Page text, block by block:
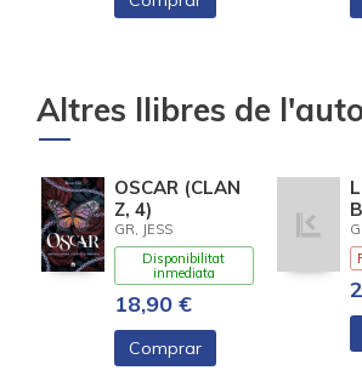
Altres llibres de
OSCAR (CLAN
Z, 4)
GR, JESS
Disponibilitat
inmediata
18,90 €
Comprar